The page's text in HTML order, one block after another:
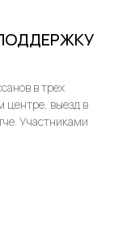
в трех
центре, выезд в
Участниками